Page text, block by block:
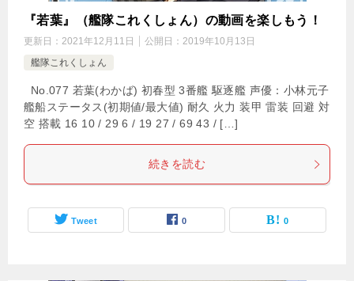
『若葉』（艦隊これくしょん）の動画を楽しもう！
更新日： 2021年12月11日 公開日： 2019年10月13日
艦隊これくしょん
No.077 若葉(わかば) 初春型 3番艦 駆逐艦 声優：小林元子
艦船ステータス(初期値/最大値) 耐久 火力 装甲 雷装 回避 対
空 搭載 16 10 / 29 6 / 19 27 / 69 43 / […]
続きを読む
Tweet 0 0